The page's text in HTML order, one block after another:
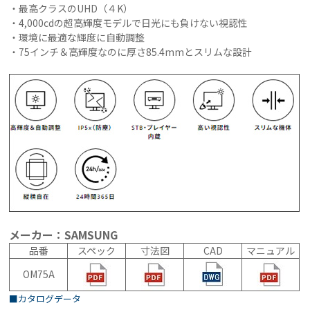
・最高クラスのUHD（４K）
・4,000cdの超高輝度モデルで日光にも負けない視認性
・環境に最適な輝度に自動調整
・75インチ＆高輝度なのに厚さ85.4mmとスリムな設計
メーカー：SAMSUNG
品番 スペック 寸法図 CAD
マニュアル
OM75A
■カタログデータ